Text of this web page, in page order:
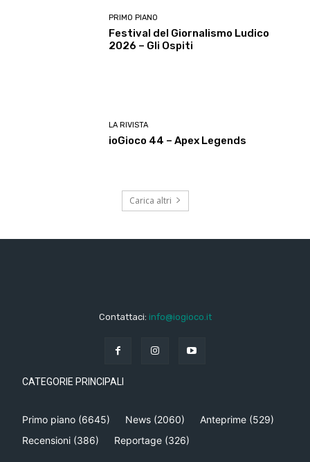
PRIMO PIANO
Festival del Giornalismo Ludico
2026 – Gli Ospiti
LA RIVISTA
ioGioco 44 – Apex Legends
Carica altri
Contattaci: info@iogioco.it
CATEGORIE PRINCIPALI
Primo piano (6645) News (2060) Anteprime (529)
Recensioni (386) Reportage (326)